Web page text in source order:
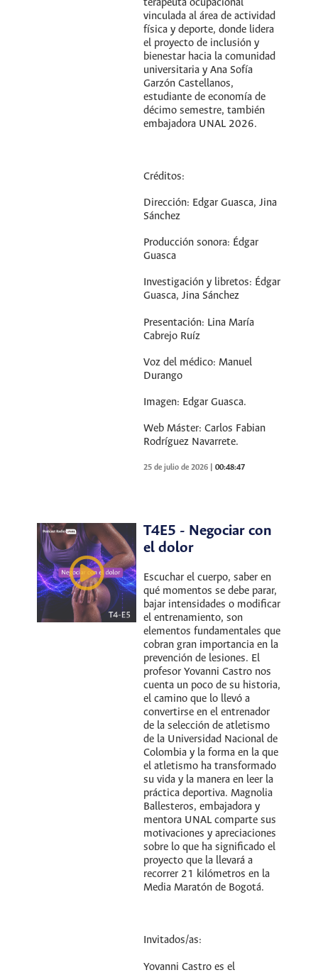
terapeuta ocupacional
vinculada al área de actividad
física y deporte, donde lidera
el proyecto de inclusión y
bienestar hacia la comunidad
universitaria y Ana Sofía
Garzón Castellanos,
estudiante de economía de
décimo semestre, también
embajadora UNAL 2026.
Créditos:
Dirección: Edgar Guasca, Jina
Sánchez
Producción sonora: Édgar
Guasca
Investigación y libretos: Édgar
Guasca, Jina Sánchez
Presentación: Lina María
Cabrejo Ruíz
Voz del médico: Manuel
Durango
Imagen: Edgar Guasca.
Web Máster: Carlos Fabian
Rodríguez Navarrete.
25 de julio de 2026 |00:48:47
T4E5 - Negociar con
el dolor
Escuchar el cuerpo, saber en
qué momentos se debe parar,
bajar intensidades o modificar
el entrenamiento, son
elementos fundamentales que
cobran gran importancia en la
prevención de lesiones. El
profesor Yovanni Castro nos
cuenta un poco de su historia,
el camino que lo llevó a
convertirse en el entrenador
de la selección de atletismo
de la Universidad Nacional de
Colombia y la forma en la que
el atletismo ha transformado
su vida y la manera en leer la
práctica deportiva. Magnolia
Ballesteros, embajadora y
mentora UNAL comparte sus
motivaciones y apreciaciones
sobre lo que ha significado el
proyecto que la llevará a
recorrer 21 kilómetros en la
Media Maratón de Bogotá.
Invitados/as:
Yovanni Castro es el